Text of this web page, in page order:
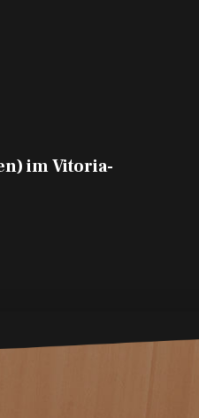
im Vitoria-